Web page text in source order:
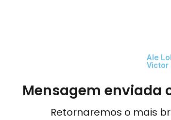
Ale
Victor
Mensagem enviada
Retornaremos o mais